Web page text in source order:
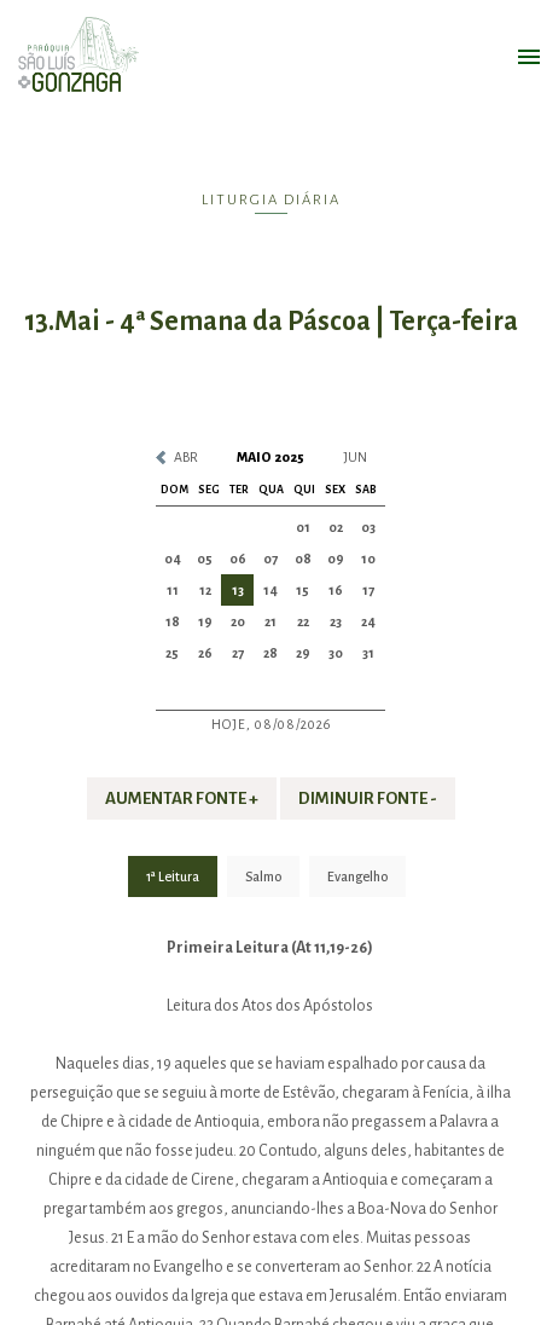
LITURGIA DIÁRIA
13.Mai - 4ª Semana da Páscoa | Terça-feira
ABR MAIO 2025 JUN
DOM SEG TER QUA QUI SEX SAB
01 02 03
04 05 06 07 08 09 10
11 12 13 14 15 16 17
18 19 20 21 22 23 24
25 26 27 28 29 30 31
HOJE, 08/08/2026
AUMENTAR FONTE + DIMINUIR FONTE -
1ª Leitura Salmo Evangelho
Primeira Leitura (At 11,19-26)
Leitura dos Atos dos Apóstolos
Naqueles dias, 19 aqueles que se haviam espalhado por causa da
perseguição que se seguiu à morte de Estêvão, chegaram à Fenícia, à ilha
de Chipre e à cidade de Antioquia, embora não pregassem a Palavra a
ninguém que não fosse judeu. 20 Contudo, alguns deles, habitantes de
Chipre e da cidade de Cirene, chegaram a Antioquia e começaram a
pregar também aos gregos, anunciando-lhes a Boa-Nova do Senhor
Jesus. 21 E a mão do Senhor estava com eles. Muitas pessoas
acreditaram no Evangelho e se converteram ao Senhor. 22 A notícia
chegou aos ouvidos da Igreja que estava em Jerusalém. Então enviaram